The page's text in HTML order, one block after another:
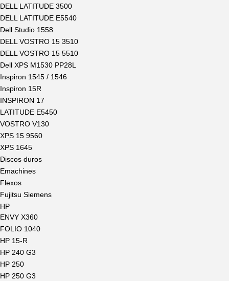
DELL LATITUDE 3500
DELL LATITUDE E5540
Dell Studio 1558
DELL VOSTRO 15 3510
DELL VOSTRO 15 5510
Dell XPS M1530 PP28L
Inspiron 1545 / 1546
Inspiron 15R
INSPIRON 17
LATITUDE E5450
VOSTRO V130
XPS 15 9560
XPS 1645
Discos duros
Emachines
Flexos
Fujitsu Siemens
HP
ENVY X360
FOLIO 1040
HP 15-R
HP 240 G3
HP 250
HP 250 G3